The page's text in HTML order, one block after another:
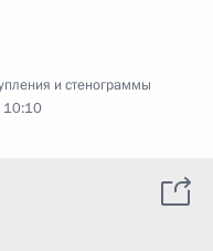
и стенограммы
10:10